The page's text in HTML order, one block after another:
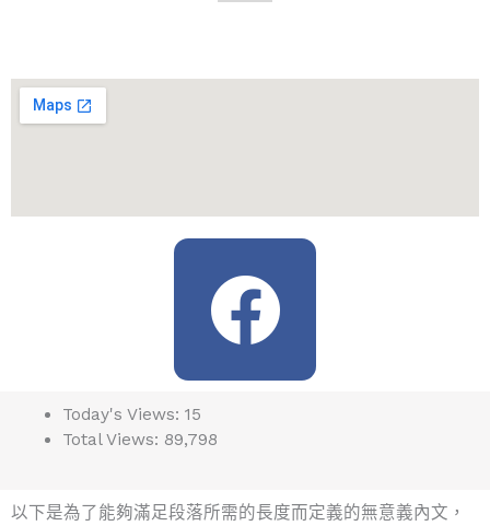
F
a
e
Today's Views: 15
Total Views: 89,798
以下是為了能夠滿足段落所需的長度而定義的無意義內文，